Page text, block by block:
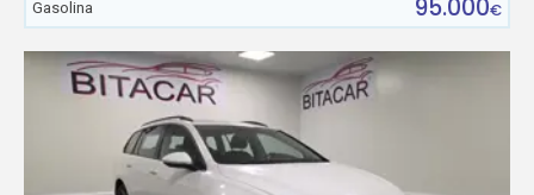
Gasolina
95.000€